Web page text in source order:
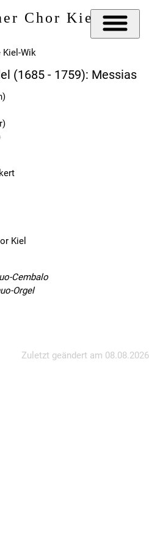
Chor Kiel e.V.
Wik
(1685 - 1759): Messias
Kiel
Cembalo
Orgel
Zuletzt geändert am 08.08.2026